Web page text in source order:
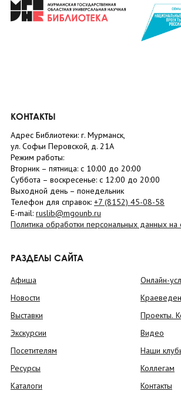
КОНТАКТЫ
Адрес Библиотеки: г. Мурманск,
ул. Софьи Перовской, д. 21А
Режим работы:
Вторник – пятница: с 10:00 до 20:00
Суббота – воскресенье: c 12:00 до 20:00
Выходной день – понедельник
Телефон для справок: +7 (8152) 45-08-58
E-mail: ruslib@mgounb.ru
Политика обработки персональных данных
РАЗДЕЛЫ САЙТА
Афиша
Новости
Выставки
Экскурсии
Посетителям
Ресурсы
Каталоги
Онлайн-
Проекты.
Видео
Наши
Коллегам
Контакты